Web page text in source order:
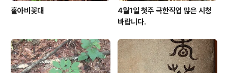
홀아비꽃대
4월1일 첫주 극한직업 많은 시청
바랍니다.